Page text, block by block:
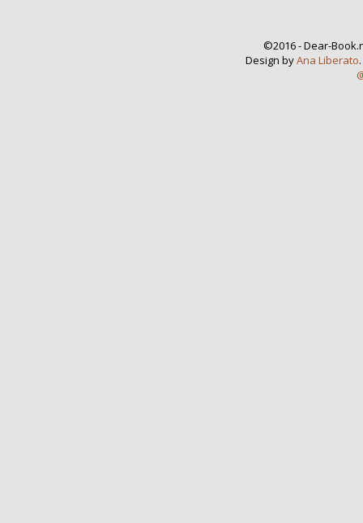
©2016 - Dear-
Design byAna Liberato